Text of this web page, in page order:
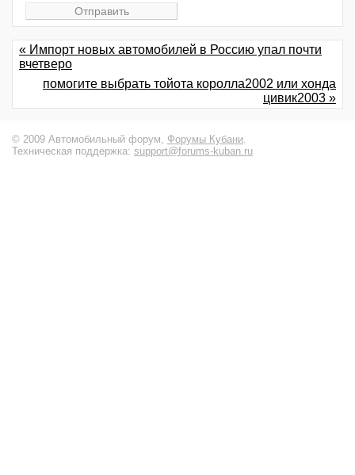
« Импорт новых автомобилей в Россию упал почти
вчетверо
помогите выбрать тойота королла2002 или хонда
цивик2003 »
© 2009 Автомобильный форум, Форумы Кубани.
Техническая поддержка: support@forums-kuban.ru